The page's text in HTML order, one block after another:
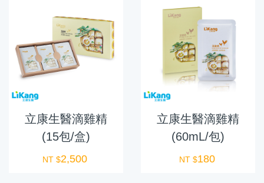
立康生醫滴雞精
(15包/盒)
NT $2,500
立康生醫滴雞精
(60mL/包)
NT $180